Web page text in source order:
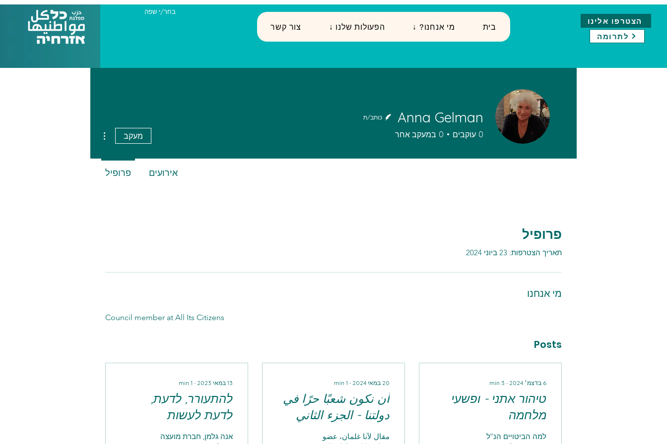
בחר/י שפה
צור קשר ↓ הפעולות שלנו ↓ ?מי אנחנו בית
הצטרפו אלינו
לתרומה
פרופיל
תאריך הצטרפות: 23 ביוני 2024
מי אנחנו
Council member at All Its Citizens
Posts
6 בדצמ׳ 2024 ∙
3
min
טיהור אתני - ופשעי
מלחמה
למה הביטויים הנ"ל
20 במאי 2024 ∙
1
min
أن نكون شعبًا حرًا في
دولتنا - الجزء الثاني
مقال لآنا غلمان، عضو
13 במאי 2023 ∙
1
min
להתעורר, לדעת,
לדעת לעשות
אנה גלמן, חברת מועצה
Anna Gelman כותב/ת
0 עוקבים 0 במעקב אחר מעקב
פרופיל אירועים